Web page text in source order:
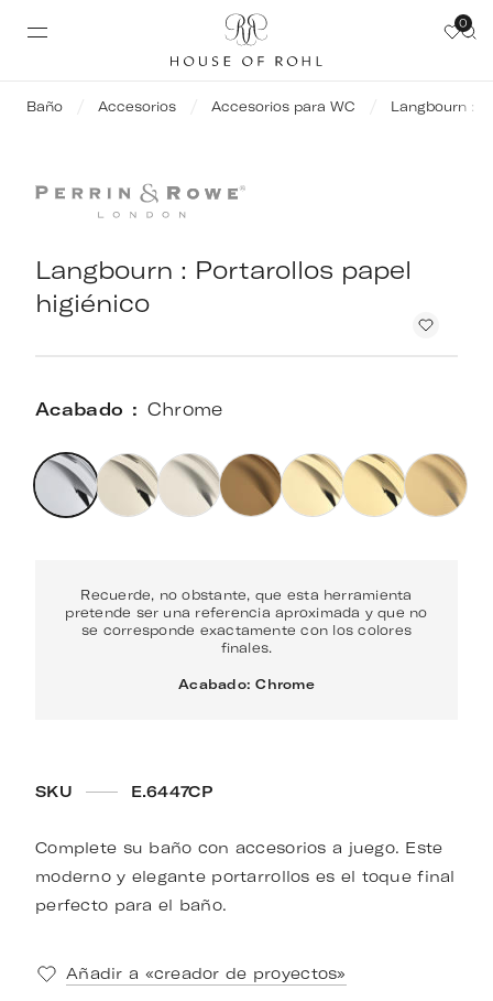
0
Baño Accesorios Accesorios para WC Langbourn :
Langbourn : Portarollos papel
higiénico
Acabado Chrome
Recuerde, no obstante, que esta herramienta
pretende ser una referencia aproximada y que no
se corresponde exactamente con los colores
finales.
Acabado: Chrome
SKU E.6447CP
Complete su baño con accesorios a juego. Este
moderno y elegante portarrollos es el toque final
perfecto para el baño.
Añadir a «creador de proyectos»